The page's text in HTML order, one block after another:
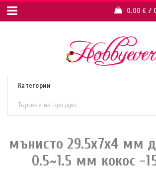
0.00€ /
мънисто 29.5x7x4 мм
0.5~1.5 мм кокос -